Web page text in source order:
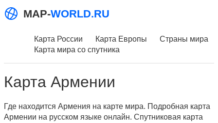
MAP-WORLD.RU
Карта России Карта Европы
Страны мира
Карта мира со спутника
Карта Армении
Где находится Армения на карте мира. Подробная карта
Армении на русском языке онлайн. Спутниковая карта